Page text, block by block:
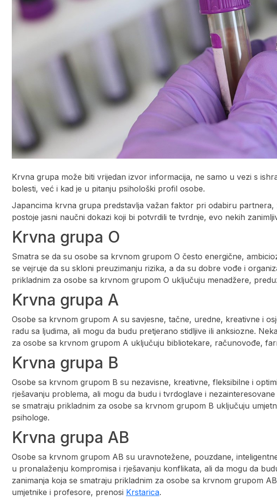
Krvna grupa može biti vrijedan izvor informacija, ne samo u vezi s
bolesti, već i kad je u pitanju psihološki profil osobe.
Japancima krvna grupa predstavlja važan faktor pri odabiru partnera,
postoje jasni naučni dokazi koji bi potvrdili te tvrdnje, evo nekih
Krvna grupa O
Smatra se da su osobe sa krvnom grupom O često energične,
se vejruje da su skloni preuzimanju rizika, a da su dobre vođe i
prikladnim za osobe sa krvnom grupom O uključuju menadžere,
Krvna grupa A
Osobe sa krvnom grupom A su savjesne, tačne, uredne, kreativne i
radu sa ljudima, ali mogu da budu pretjerano stidljive ili anksiozne.
za osobe sa krvnom grupom A uključuju bibliotekare, računovođe,
Krvna grupa B
Osobe sa krvnom grupom B su nezavisne, kreativne, fleksibilne i
rješavanju problema, ali mogu da budu i tvrdoglave i
se smatraju prikladnim za osobe sa krvnom grupom B uključuju
psihologe.
Krvna grupa AB
Osobe sa krvnom grupom AB su uravnotežene, pouzdane,
u pronalaženju kompromisa i rješavanju konflikata, ali da mogu da
zanimanja koja se smatraju prikladnim za osobe sa krvnom grupom
umjetnike i profesore, prenosi Krstarica.